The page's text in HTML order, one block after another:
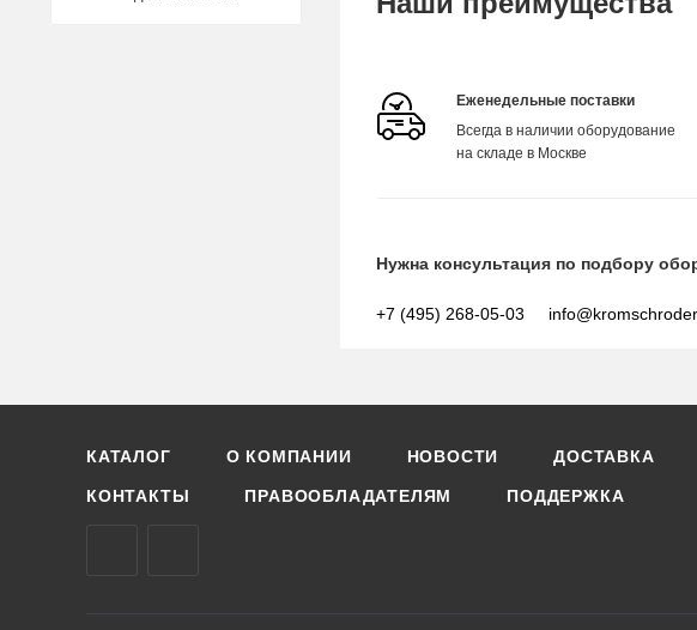
Еженедельные поставки
Всегда в наличии оборудование
на складе в Москве
Нужна консультация по подбору
+7 (495) 268-05-03
КАТАЛОГ О КОМПАНИИ НОВОСТИ ДОСТАВКА
КОНТАКТЫ ПРАВООБЛАДАТЕЛЯМ ПОДДЕРЖКА